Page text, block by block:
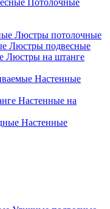
Потолочные
Люстры потолочные
Люстры подвесные
Люстры на штанге
Настенные
Настенные на
Настенные